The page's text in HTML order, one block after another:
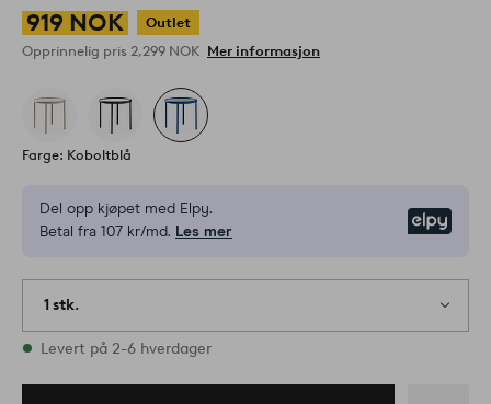
919 NOK
Outlet
Opprinnelig pris 2,299 NOK Mer informasjon
Farge: Koboltblå
Del opp kjøpet med Elpy.
Betal fra 107 kr/md. Les mer
1 stk.
På lager
Levert på 2-6 hverdager